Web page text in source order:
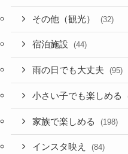
その他（観光） (32)
宿泊施設 (44)
雨の日でも大丈夫 (95)
小さい子でも楽しめる
家族で楽しめる (198)
インスタ映え (84)